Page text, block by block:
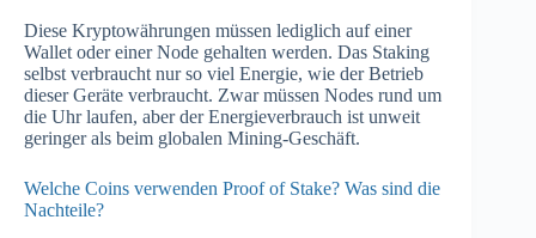
Diese Kryptowährungen müssen lediglich auf einer
Wallet oder einer Node gehalten werden. Das Staking
selbst verbraucht nur so viel Energie, wie der Betrieb
dieser Geräte verbraucht. Zwar müssen Nodes rund um
die Uhr laufen, aber der Energieverbrauch ist unweit
geringer als beim globalen Mining-Geschäft.
Welche Coins verwenden Proof of Stake? Was sind die
Nachteile?